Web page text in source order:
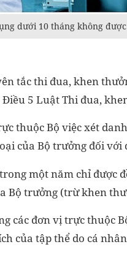
dưới 10 tháng không
tắc thi đua, khen
5 Luật Thi đua,
thuộc Bộ việc xét
của Bộ trưởng đối với
một năm chỉ được
Bộ trưởng (trừ khen
các đơn vị trực thuộc
của tập thể do cá